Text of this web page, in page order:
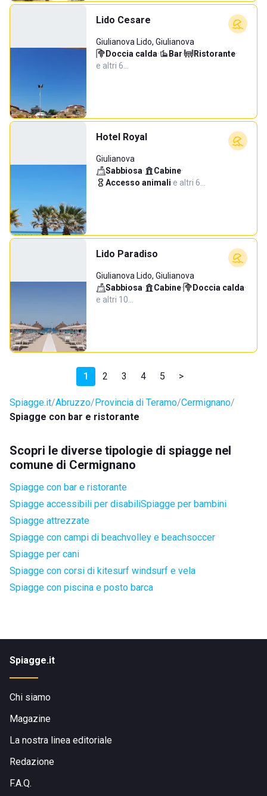
Lido Cesare
Giulianova Lido, Giulianova
Doccia calda· Bar· Ristorante·
e altri 6…
Hotel Royal
Giulianova
Sabbiosa· Cabine·
Accesso animali·e altri 6…
Lido Paradiso
Giulianova Lido, Giulianova
Sabbiosa· Cabine· Doccia calda·
e altri 10…
1 2 3 4 5 >
Spiagge.it Abruzzo Provincia di Teramo Cermignano
Spiagge con bar e ristorante
Scopri le diverse tipologie di spiagge nel
comune di Cermignano
Spiagge con bar e ristorante
Spiagge accessibili per disabiliSpiagge per bambini
Spiagge attrezzate
Spiagge con campi di beachvolley e beachsoccer
Spiagge per cani
Spiagge con corsi di kitesurf windsurf e vela
Spiagge con piscina e posto barca
Spiagge.it
Chi siamo
Magazine
La nostra linea editoriale
Redazione
F.A.Q.